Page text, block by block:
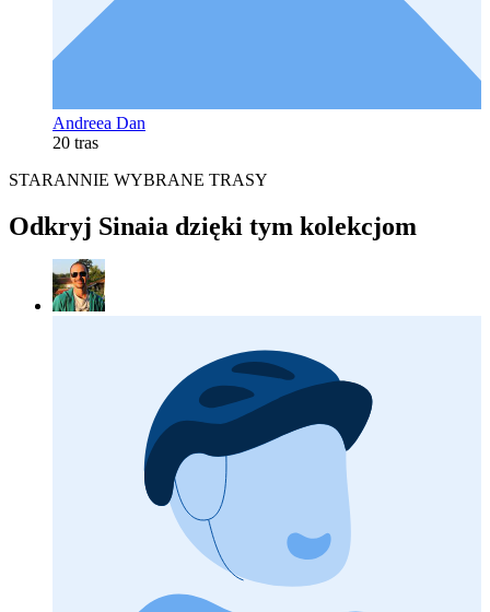
Andreea Dan
20 tras
STARANNIE WYBRANE TRASY
Odkryj Sinaia dzięki tym kolekcjom